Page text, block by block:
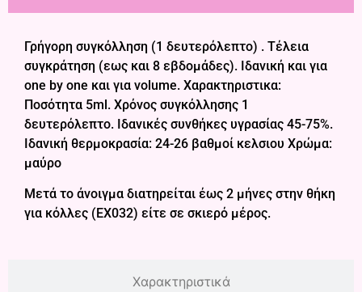
Χαρακτηριστικά
Γρήγορη συγκόλληση (1 δευτερόλεπτο) . Τέλεια
συγκράτηση (εως και 8 εβδομάδες). Ιδανική και για
one by one και για volume. Χαρακτηριστικα:
Ποσότητα 5ml. Χρόνος συγκόλλησης 1
δευτερόλεπτο. Ιδανικές συνθήκες υγρασίας 45-75%.
Ιδανική θερμοκρασία: 24-26 βαθμοί κελσιου Χρώμα:
μαύρο
Μετά το άνοιγμα διατηρείται έως 2 μήνες στην θήκη
για κόλλες (ΕΧ032) είτε σε σκιερό μέρος.